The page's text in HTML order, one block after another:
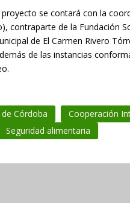
se contará con la
contraparte de la Fundación
de El Carmen Rivero
de las instancias
Córdoba
Cooperación
Seguridad alimentaria